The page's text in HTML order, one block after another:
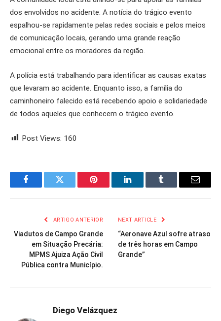
dos envolvidos no acidente. A notícia do trágico evento
espalhou-se rapidamente pelas redes sociais e pelos meios
de comunicação locais, gerando uma grande reação
emocional entre os moradores da região.
A polícia está trabalhando para identificar as causas exatas
que levaram ao acidente. Enquanto isso, a família do
caminhoneiro falecido está recebendo apoio e solidariedade
de todos aqueles que conhecem o trágico evento.
Post Views: 160
FacebookTwitter Pinterest LinkedInTumblr Email
ARTIGO ANTERIOR
Viadutos de Campo Grande
em Situação Precária:
MPMS Ajuiza Ação Civil
Pública contra Município.
NEXT ARTICLE
“Aeronave Azul sofre atraso
de três horas em Campo
Grande”
Diego Velázquez